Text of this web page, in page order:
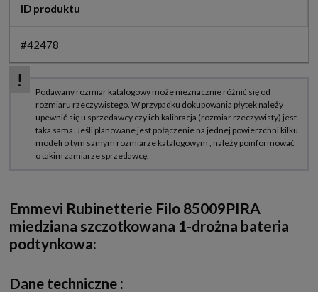
ID produktu
#42478
Emmevi Rubinetterie Filo 85009PIRA
miedziana szczotkowana 1-drożna bateria
podtynkowa:
Dane techniczne :